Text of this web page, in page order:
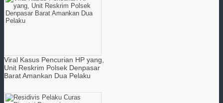
Viral Kasus Pencurian HP yang,
Unit Reskrim Polsek Denpasar
Barat Amankan Dua Pelaku